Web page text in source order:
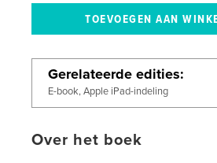
Gerelateerde edities
E-book, Apple iPad-indeling
Over het boek